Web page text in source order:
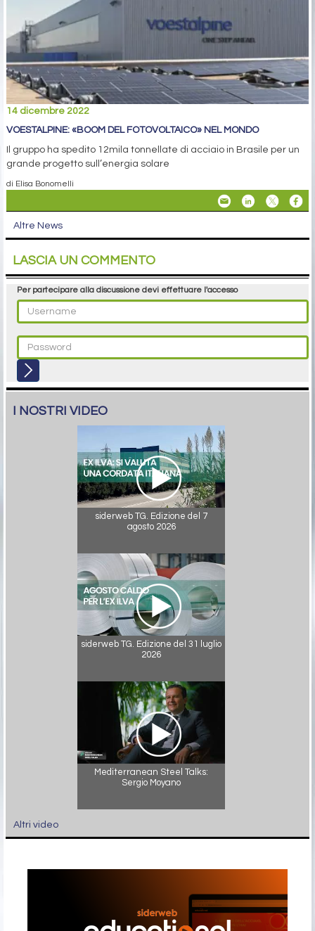
14 dicembre 2022
VOESTALPINE: «BOOM DEL FOTOVOLTAICO» NEL MONDO
Il gruppo ha spedito 12mila tonnellate di acciaio in Brasile per un
grande progetto sull’energia solare
di Elisa Bonomelli
Altre News
LASCIA UN COMMENTO
Per partecipare alla discussione devi effettuare l'accesso
I NOSTRI VIDEO
siderweb TG. Edizione del 7
agosto 2026
siderweb TG. Edizione del 31 luglio
2026
Mediterranean Steel Talks:
Sergio Moyano
Altri video